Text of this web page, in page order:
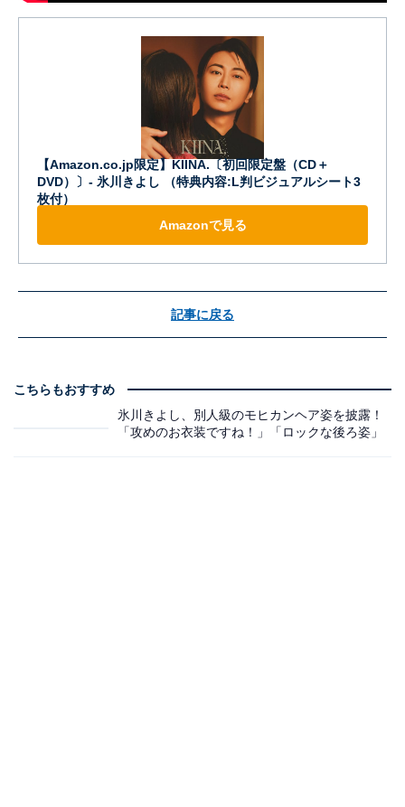
【Amazon.co.jp限定】KIINA.〔初回限定盤（CD＋
DVD）〕- 氷川きよし （特典内容:L判ビジュアルシート3
枚付）
Amazonで見る
記事に戻る
こちらもおすすめ
氷川きよし、別人級のモヒカンヘア姿を披露！
「攻めのお衣装ですね！」「ロックな後ろ姿」